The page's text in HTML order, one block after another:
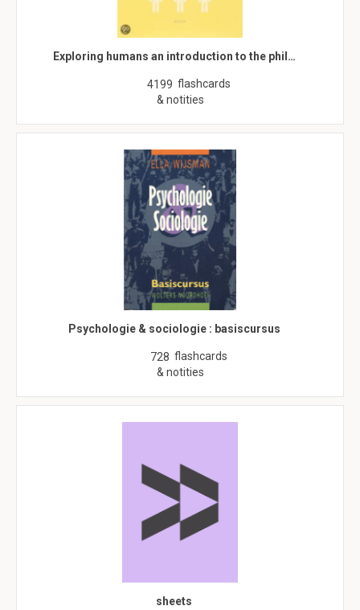
Exploring humans an introduction to the phil…
4199 flashcards
& notities
Psychologie & sociologie : basiscursus
728 flashcards
& notities
sheets